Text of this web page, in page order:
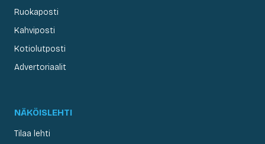
Ruokaposti
Kahviposti
Kotiolutposti
Advertoriaalit
NÄKÖISLEHTI
Tilaa lehti